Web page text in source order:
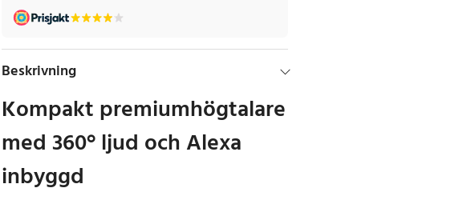
Beskrivning
Kompakt premiumhögtalare
med 360° ljud och Alexa
inbyggd